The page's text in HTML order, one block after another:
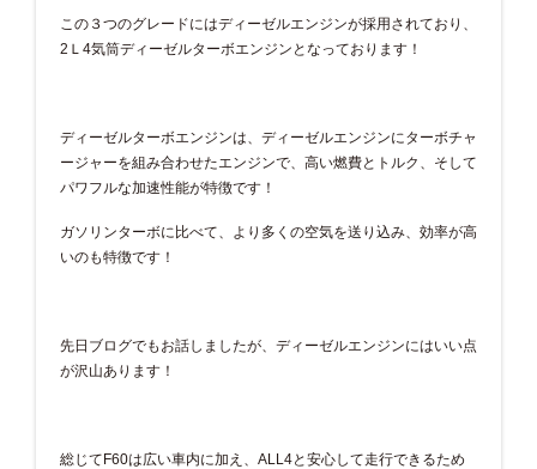
この３つのグレードにはディーゼルエンジンが採用されており、
2Ｌ4気筒ディーゼルターボエンジンとなっております！
ディーゼルターボエンジンは、ディーゼルエンジンにターボチャ
ージャーを組み合わせたエンジンで、高い燃費とトルク、そして
パワフルな加速性能が特徴です！
ガソリンターボに比べて、より多くの空気を送り込み、効率が高
いのも特徴です！
先日ブログでもお話しましたが、ディーゼルエンジンにはいい点
が沢山あります！
総じてF60は広い車内に加え、ALL4と安心して走行できるため